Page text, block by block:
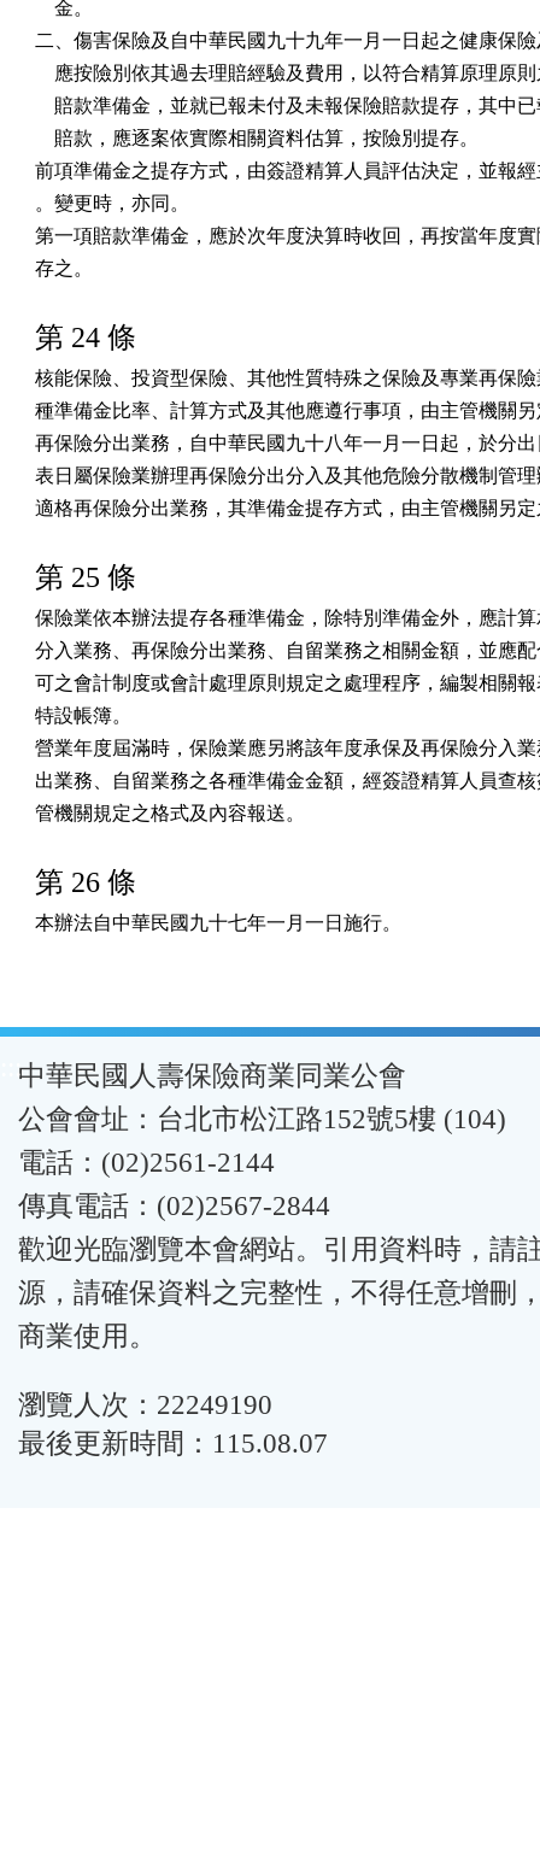
    金。
二、傷害保險及自中華民國九十九年一月一日起之健康保
應按險別依其過去理賠經驗及費用，以符合精算原理原
賠款準備金，並就已報未付及未報保險賠款提存，其中
    賠款，應逐案依實際相關資料估算，按險別提存。
前項準備金之提存方式，由簽證精算人員評估決定，並報
。變更時，亦同。
第一項賠款準備金，應於次年度決算時收回，再按當年度
存之。
第 24 條
核能保險、投資型保險、其他性質特殊之保險及專業再保
種準備金比率、計算方式及其他應遵行事項，由主管機關
再保險分出業務，自中華民國九十八年一月一日起，於分
表日屬保險業辦理再保險分出分入及其他危險分散機制管
適格再保險分出業務，其準備金提存方式，由主管機關另
第 25 條
保險業依本辦法提存各種準備金，除特別準備金外，應計
分入業務、再保險分出業務、自留業務之相關金額，並應
可之會計制度或會計處理原則規定之處理程序，編製相關
特設帳簿。
營業年度屆滿時，保險業應另將該年度承保及再保險分入
出業務、自留業務之各種準備金金額，經簽證精算人員查
管機關規定之格式及內容報送。
第 26 條
本辦法自中華民國九十七年一月一日施行。
:::中華民國人壽保險商業同業公會
公會會址：台北市松江路152號5樓 (104)
電話：(02)2561-2144
傳真電話：(02)2567-2844
歡迎光臨瀏覽本會網站。引用資料時，請
源，請確保資料之完整性，不得任意增刪
商業使用。
瀏覽人次：22249190
最後更新時間：115.08.07